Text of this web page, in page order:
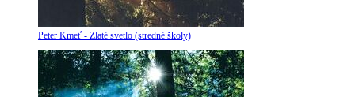
Peter Kmeť - Zlaté svetlo (stredné školy)